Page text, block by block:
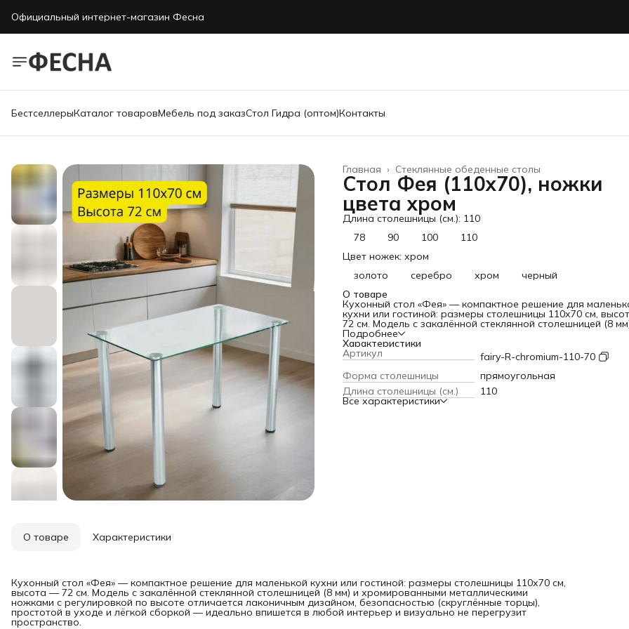
Официальный интернет-магазин Фесна
БестселлерыКаталог товаровМебель под заказСтол Гидра (оптом)Контакты
Стеклянные обеденные столы
Главная ›
Стол Фея (110х70), ножки
цвета хром
Длина столешницы (см.): 110
78
90 100
110
Цвет ножек: хром
золото
серебро хром
черный
О товаре
Кухонный стол «Фея» — компактное решение для
кухни или гостиной: размеры столешницы 110х70 см,
72 см. Модель с закалённой стеклянной столешницей (8
хромированными металлическими ножками с
высоте отличается лаконичным дизайном, безопасностью
(скруглённые торцы), простотой в уходе и лёгкой
идеально впишется в любой интерьер и визуально не
перегрузит пространство.
Подробнее
Характеристики
Артикул
fairy-R-chromium-110-70
Форма столешницы
прямоугольная
Длина столешницы (см.)
110
Все характеристики
О товаре Характеристики
Кухонный стол «Фея» — компактное решение для маленькой кухни или гостиной: размеры столешницы 110х70 см,
высота — 72 см. Модель с закалённой стеклянной столешницей (8 мм) и хромированными металлическими
ножками с регулировкой по высоте отличается лаконичным дизайном, безопасностью (скруглённые торцы),
простотой в уходе и лёгкой сборкой — идеально впишется в любой интерьер и визуально не перегрузит
пространство.